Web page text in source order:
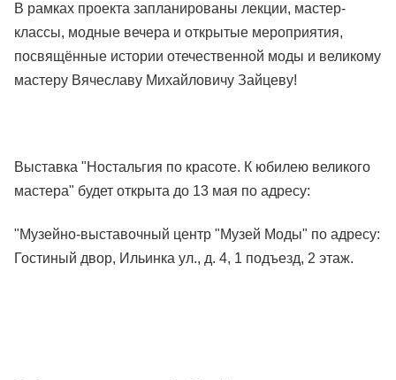
В рамках проекта запланированы лекции, мастер-
классы, модные вечера и открытые мероприятия,
посвящённые истории отечественной моды и великому
мастеру Вячеславу Михайловичу Зайцеву!
Выставка "Ностальгия по красоте. К юбилею великого
мастера" будет открыта до 13 мая по адресу:
"Музейно-выставочный центр "Музей Моды" по адресу:
Гостиный двор, Ильинка ул., д. 4, 1 подъезд, 2 этаж.